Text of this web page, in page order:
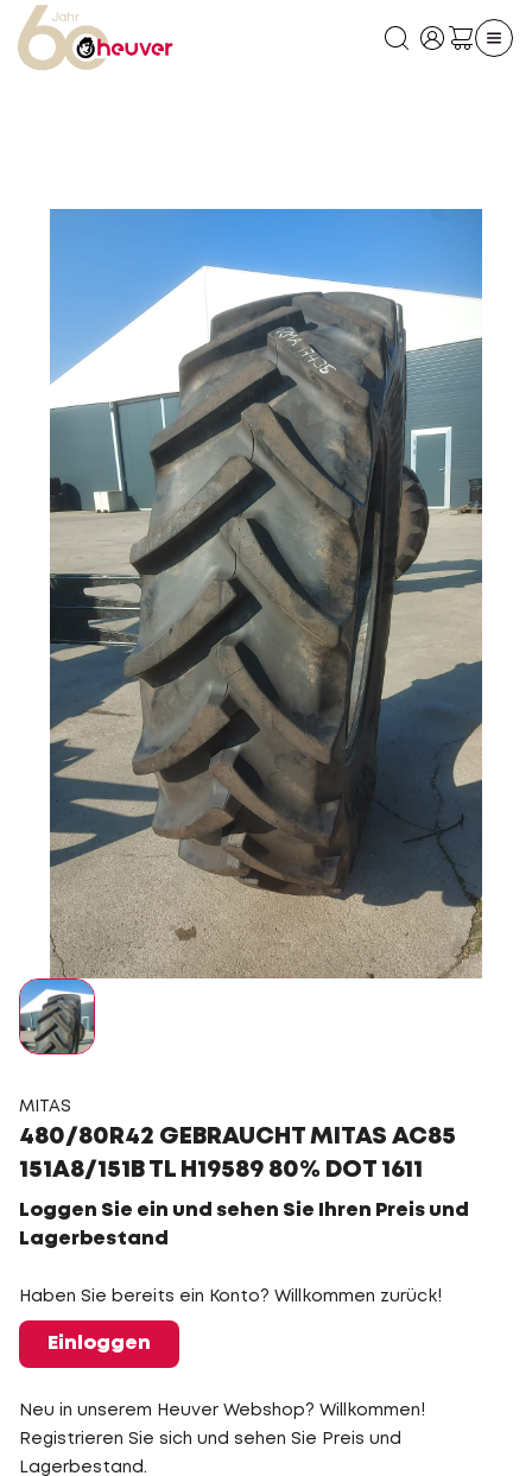
MITAS
480/80R42 GEBRAUCHT MITAS AC85
151A8/151B TL H19589 80% DOT 1611
Loggen Sie ein und sehen Sie Ihren Preis und
Lagerbestand
Haben Sie bereits ein Konto? Willkommen zurück!
Einloggen
Neu in unserem Heuver Webshop? Willkommen!
Registrieren Sie sich und sehen Sie Preis und
Lagerbestand.